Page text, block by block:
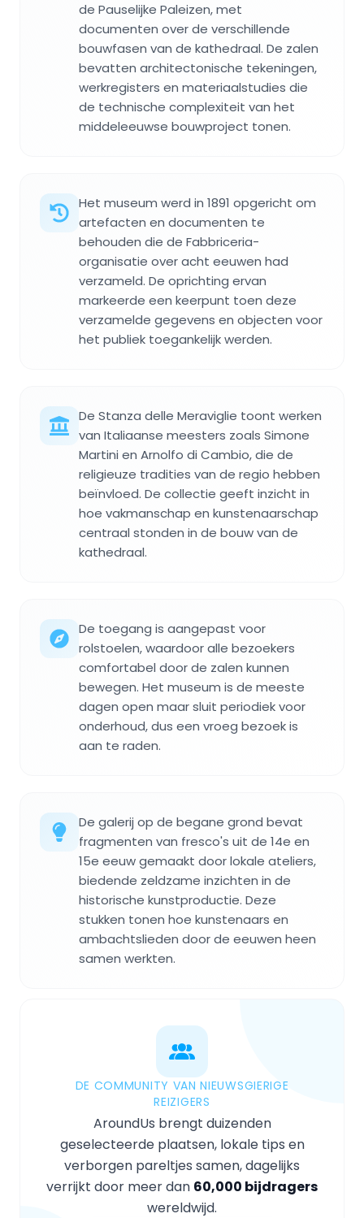
de Pauselijke Paleizen, met
documenten over de verschillende
bouwfasen van de kathedraal. De zalen
bevatten architectonische tekeningen,
werkregisters en materiaalstudies die
de technische complexiteit van het
middeleeuwse bouwproject tonen.
Het museum werd in 1891 opgericht om
artefacten en documenten te
behouden die de Fabbriceria-
organisatie over acht eeuwen had
verzameld. De oprichting ervan
markeerde een keerpunt toen deze
verzamelde gegevens en objecten voor
het publiek toegankelijk werden.
De Stanza delle Meraviglie toont werken
van Italiaanse meesters zoals Simone
Martini en Arnolfo di Cambio, die de
religieuze tradities van de regio hebben
beïnvloed. De collectie geeft inzicht in
hoe vakmanschap en kunstenaarschap
centraal stonden in de bouw van de
kathedraal.
De toegang is aangepast voor
rolstoelen, waardoor alle bezoekers
comfortabel door de zalen kunnen
bewegen. Het museum is de meeste
dagen open maar sluit periodiek voor
onderhoud, dus een vroeg bezoek is
aan te raden.
De galerij op de begane grond bevat
fragmenten van fresco's uit de 14e en
15e eeuw gemaakt door lokale ateliers,
biedende zeldzame inzichten in de
historische kunstproductie. Deze
stukken tonen hoe kunstenaars en
ambachtslieden door de eeuwen heen
samen werkten.
DE COMMUNITY VAN NIEUWSGIERIGE
REIZIGERS
AroundUs brengt duizenden
geselecteerde plaatsen, lokale tips en
verborgen pareltjes samen, dagelijks
verrijkt door meer dan 60,000 bijdragers
wereldwijd.